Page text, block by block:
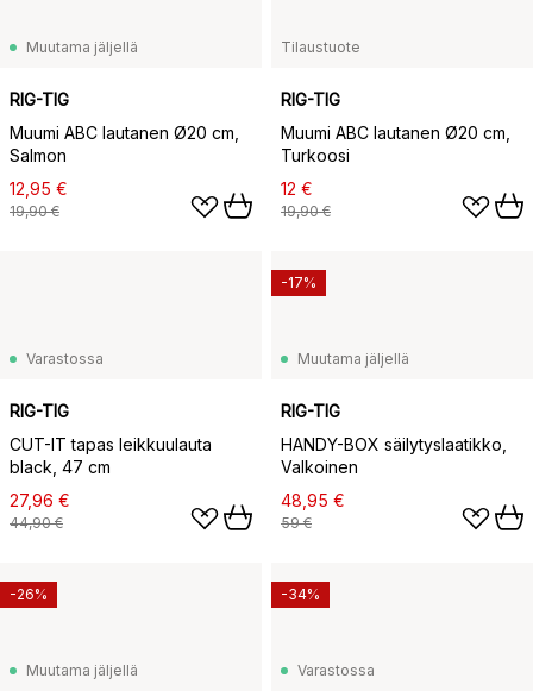
Muutama jäljellä
RIG-TIG
Muumi ABC lautanen Ø20 cm,
Salmon
12,95 €
19,90 €
Tilaustuote
RIG-TIG
Muumi ABC lautanen Ø20 cm,
Turkoosi
12 €
19,90 €
Varastossa
RIG-TIG
CUT-IT tapas leikkuulauta
black, 47 cm
27,96 €
44,90 €
Muutama jäljellä
RIG-TIG
HANDY-BOX säilytyslaatikko,
Valkoinen
48,95 €
59 €
-17%
Muutama jäljellä
-26%
Varastossa
-34%